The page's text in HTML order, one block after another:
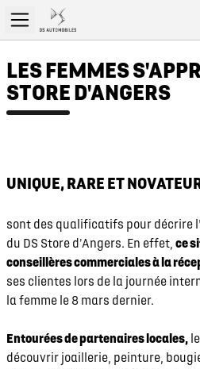
LES FEMMES
STORE D'ANGERS
UNIQUE, RARE ET
sont des qualificatifs pour décrire
du DS Store d'Angers. En effet, ce
conseillères commerciales à la
ses clientes lors de la journée
la femme le 8 mars dernier.
Entourées de partenaires locales,
découvrir joaillerie, peinture,